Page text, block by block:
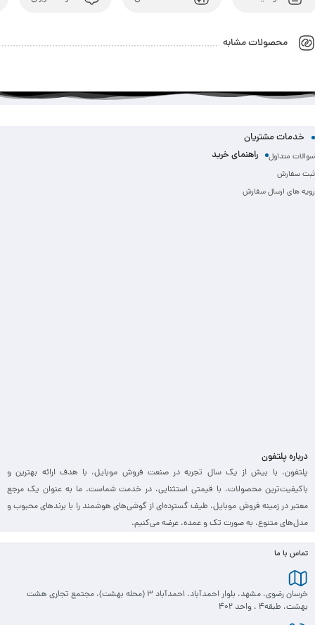
محصولات مشابه
خدمات مشتریان
سوالات متداول راهنمای خرید
ثبت سفارش
رویه های ارسال سفارش
درباره پلتفون
پلتفون، با بیش از یک سال تجربه در صنعت فروش موبایل، با هدف ارائه بهترین و
باکیفیت‌ترین محصولات، با قیمتی استثنایی، در خدمت شماست. ما به عنوان یک مرجع
معتبر در زمینه فروش موبایل، طیف گسترده‌ای از گوشی‌های هوشمند را با برندهای محبوب و
مدل‌های متنوع، به صورت تک و عمده، عرضه می‌کنیم.
تماس با ما
خرسان رضوی، مشهد، بلوار احمدآباد، احمدآباد 3 (محله بهشت)، مجتمع تجاری هشت
بهشت، طبقه4 ، واحد 402